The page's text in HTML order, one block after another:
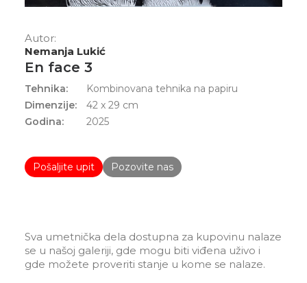
Autor:
Nemanja Lukić
En face 3
Tehnika:
Kombinovana tehnika na papiru
Dimenzije:
42 x 29 cm
Godina:
2025
Pošaljite upit Pozovite nas
Sva umetnička dela dostupna za kupovinu nalaze
se u našoj galeriji, gde mogu biti viđena uživo i
gde možete proveriti stanje u kome se nalaze.